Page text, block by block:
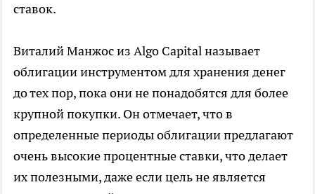
ставок.
Виталий Манжос из Algo Capital называет
облигации инструментом для хранения денег
до тех пор, пока они не понадобятся для более
крупной покупки. Он отмечает, что в
определенные периоды облигации предлагают
очень высокие процентные ставки, что делает
их полезными, даже если цель не является